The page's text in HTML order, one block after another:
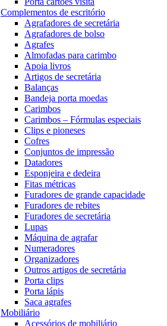
Complementos de escritório
Agrafadores de secretária
Agrafadores de bolso
Agrafes
Almofadas para carimbo
Apoia livros
Artigos de secretária
Balanças
Bandeja porta moedas
Carimbos
Carimbos – Fórmulas especiais
Clips e pioneses
Cofres
Conjuntos de impressão
Datadores
Esponjeira e dedeira
Fitas métricas
Furadores de grande capacidade
Furadores de rebites
Furadores de secretária
Lupas
Máquina de agrafar
Numeradores
Organizadores
Outros artigos de secretária
Porta clips
Porta lápis
Saca agrafes
Mobiliário
Acessórios de mobiliário